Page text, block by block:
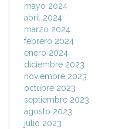
mayo 2024
abril 2024
marzo 2024
febrero 2024
enero 2024
diciembre 2023
noviembre 2023
octubre 2023
septiembre 2023
agosto 2023
julio 2023